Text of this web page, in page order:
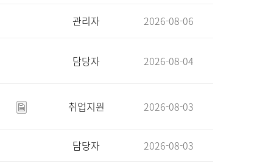
관리자 2026-08-06
담당자 2026-08-04
취업지원 2026-08-03
담당자 2026-08-03